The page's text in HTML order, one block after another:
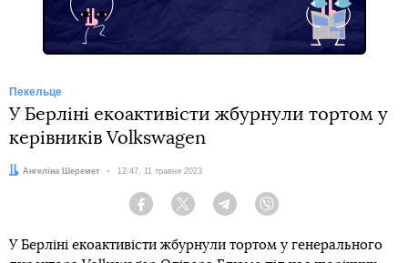
Пекельце
У Берліні екоактивісти жбурнули тортом у
керівників Volkswagen
Автор:
Ангеліна Шеремет Дата:
12:47, 11 травня 2023
Facebook Twitter Telegram
У Берліні екоактивісти жбурнули тортом у генерального